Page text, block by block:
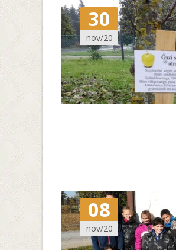
30
nov/20
08
nov/20